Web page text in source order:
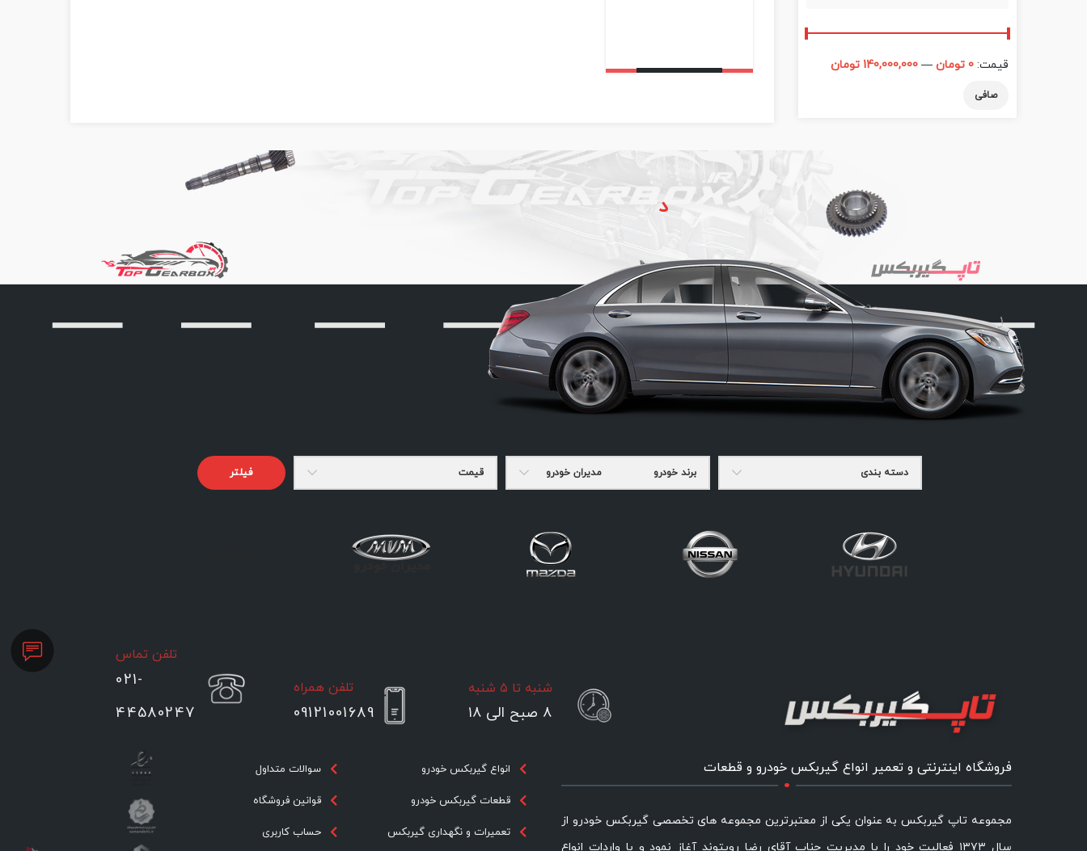
صافی
قيمت: 0 تومان — 140,000,000 تومان
دنبال چه ق
دسته بندی برند خودرو مدیران خودرو قیمت فیلتر
شنبه تا ۵ شنبه
۸ صبح الی ۱۸
تلفن همراه
09121001689
تلفن تماس
021-
44580247
فروشگاه اینترنتی و تعمیر انواع گیربکس خودرو و قطعات
.
مجموعه تاپ گیربکس به عنوان یکی از معتبرترین مجموعه های تخصصی گیربکس خودرو از
سال ۱۳۷۳ فعالیت خود را با مدیریت جناب آقای رضا رویتوند آغاز نمود و با واردات انواع
انواع گیربکس خودرو
قطعات گیربکس خودرو
تعمیرات و نگهداری گیربکس
سوالات متداول
قوانین فروشگاه
حساب کاربری